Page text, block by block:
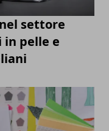
settore
in pelle e